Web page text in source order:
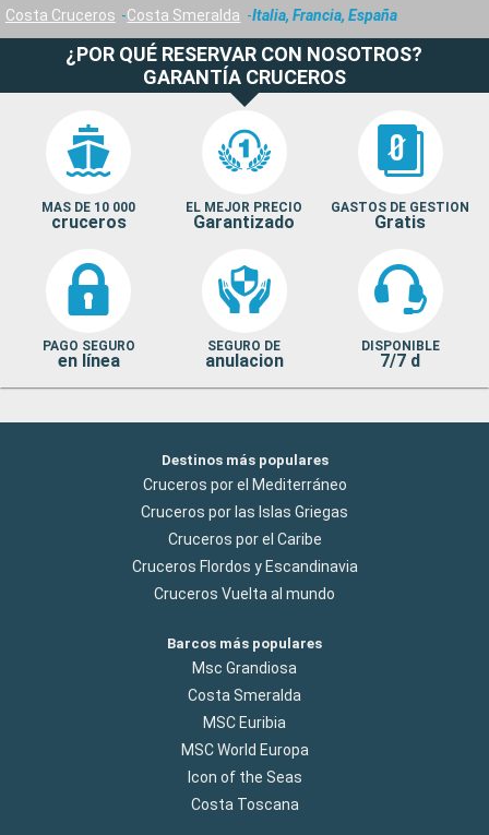
Costa Cruceros
Costa Smeralda Italia, Francia, España
¿POR QUÉ RESERVAR CON NOSOTROS?
GARANTÍA CRUCEROS
MAS DE 10 000
cruceros
EL MEJOR PRECIO
Garantizado
GASTOS DE GESTION
Gratis
PAGO SEGURO
en línea
SEGURO DE
anulacion
DISPONIBLE
7/7 d
Destinos más populares
Cruceros por el Mediterráneo
Cruceros por las Islas Griegas
Cruceros por el Caribe
Cruceros Flordos y Escandinavia
Cruceros Vuelta al mundo
Barcos más populares
Msc Grandiosa
Costa Smeralda
MSC Euribia
MSC World Europa
Icon of the Seas
Costa Toscana